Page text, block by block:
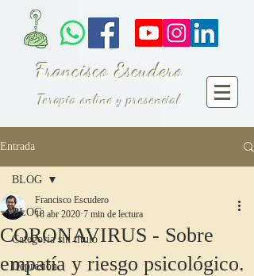
Francisco Escudero
Terapia online y presencial
Entrada
BLOG
Categoría sin título
Depresión
BLOG
CORONAVIRUS - Sobre
empatía y riesgo psicológico.
Francisco Escudero
18 abr 2020 7 min de lectura